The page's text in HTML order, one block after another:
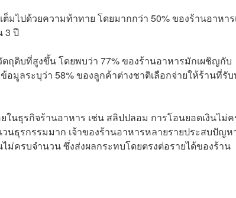
มไปด้วยความท้าทาย โดยมากกว่า 50% ของร้านอาหาร
3 ปี
ดิบที่สูงขึ้น โดยพบว่า 77% ของร้านอาหารมักเผชิญกับ
มูลระบุว่า 58% ของลูกค้าต่างชาติเลือกจ่ายให้ร้านที่รับ
ธุรกิจร้านอาหาร เช่น สลิปปลอม การโอนยอดเงินไม่ค
ธุรกรรมมาก เจ้าของร้านอาหารหลายรายประสบปัญห
ม่ครบจำนวน ซึ่งส่งผลกระทบโดยตรงต่อรายได้ของร้าน